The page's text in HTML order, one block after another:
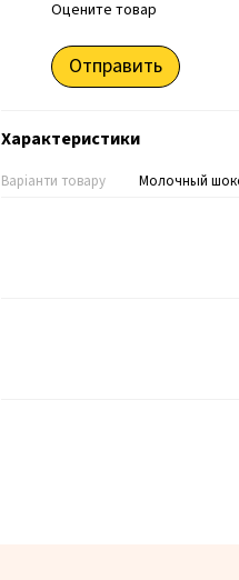
Оцените товар
Отправить
Характеристики
Варіанти товару Молочный